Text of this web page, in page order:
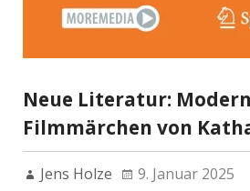
Neue Literatur:
Filmmärchen von
Jens Holze
9. Januar 2025